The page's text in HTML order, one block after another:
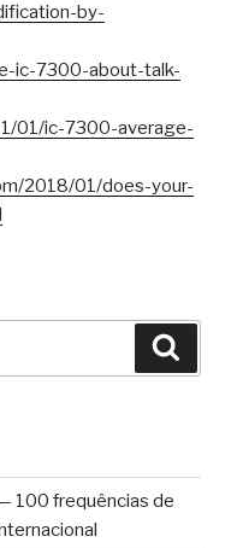
by-
ic-7300-about-talk-
01/ic-7300-average-
2018/01/does-your-
100 frequências de